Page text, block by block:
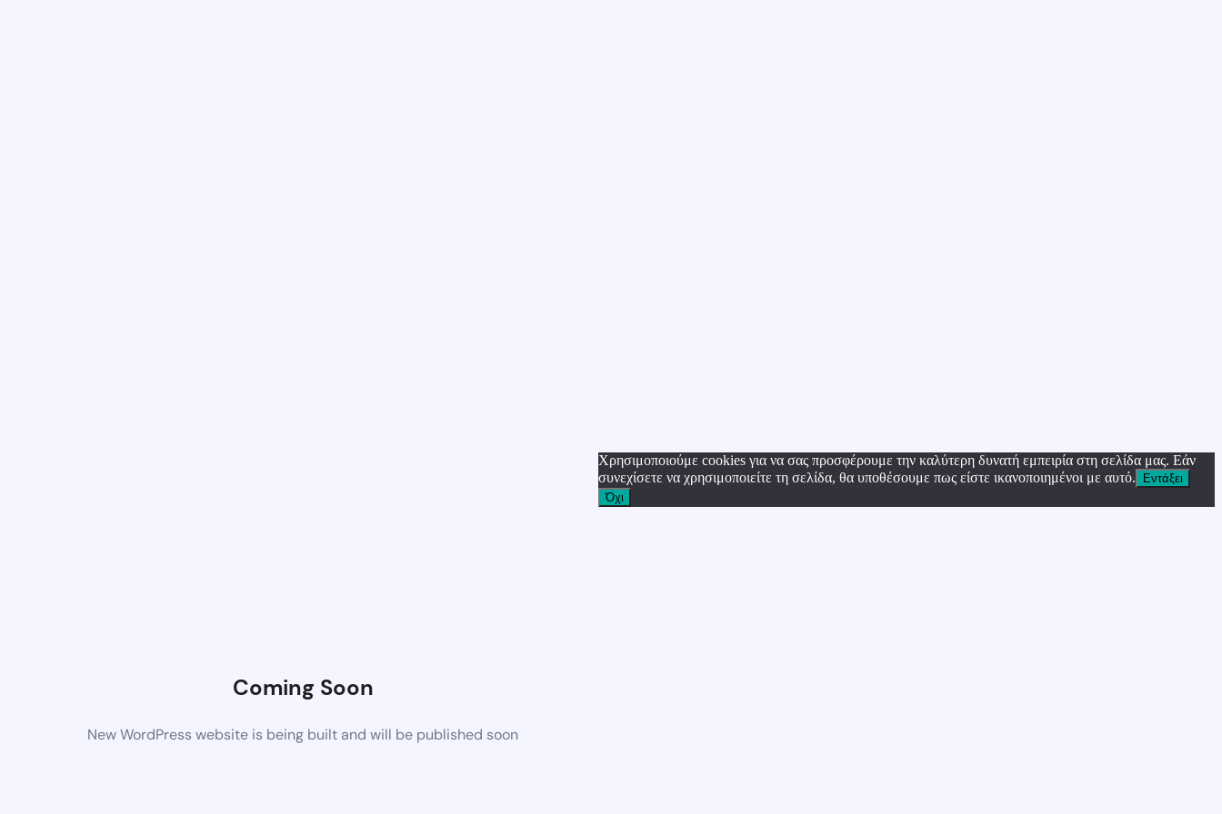
Coming Soon
New WordPress website is being built and will be published soon
Χρησιμοποιούμε cookies για να σας προσφέρουμε την καλύτερη δυνατή εμπειρία στη σελίδα μας. Εάν
συνεχίσετε να χρησιμοποιείτε τη σελίδα, θα υποθέσουμε πως είστε ικανοποιημένοι με αυτό.
Εντάξει
Όχι